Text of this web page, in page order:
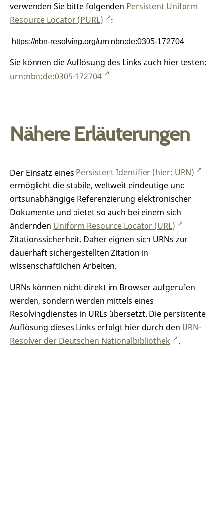
verwenden Sie bitte folgenden Persistent Uniform
Resource Locator (PURL)
:
Sie können die Auflösung des Links auch hier testen:
urn:nbn:de:0305-172704
Nähere Erläuterungen
Der Einsatz eines Persistent Identifier (hier: URN)
ermöglicht die stabile, weltweit eindeutige und
ortsunabhängige Referenzierung elektronischer
Dokumente und bietet so auch bei einem sich
ändernden Uniform Resource Locator (URL)
Zitationssicherheit. Daher eignen sich URNs zur
dauerhaft sichergestellten Zitation in
wissenschaftlichen Arbeiten.
URNs können nicht direkt im Browser aufgerufen
werden, sondern werden mittels eines
Resolvingdienstes in URLs übersetzt. Die persistente
Auflösung dieses Links erfolgt hier durch den URN-
Resolver der Deutschen Nationalbibliothek
.